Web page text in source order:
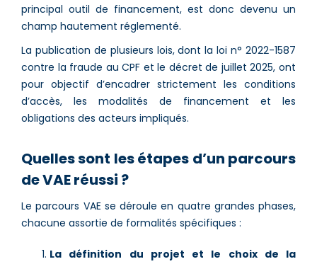
principal outil de financement, est donc devenu un
champ hautement réglementé.
La publication de plusieurs lois, dont la loi n° 2022-1587
contre la fraude au CPF et le décret de juillet 2025, ont
pour objectif d’encadrer strictement les conditions
d’accès, les modalités de financement et les
obligations des acteurs impliqués.
Quelles sont les étapes d’un parcours
de VAE réussi ?
Le parcours VAE se déroule en quatre grandes phases,
chacune assortie de formalités spécifiques :
La définition du projet et le choix de la